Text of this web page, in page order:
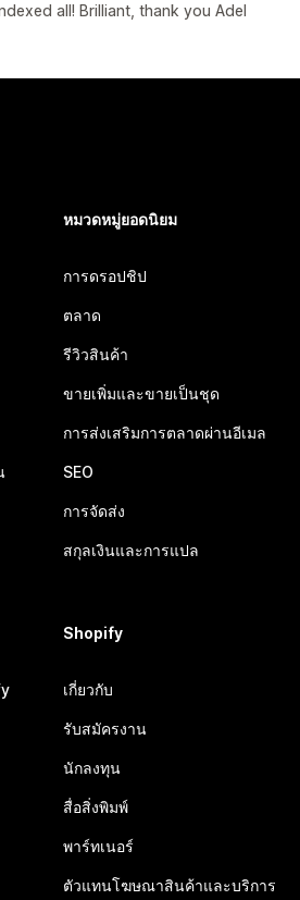
all! Brilliant, thank you Adel
หมวดหมู่ยอดนิยม
การดรอปชิป
ตลาด
รีวิวสินค้า
ขายเพิ่มและขายเป็นชุด
การส่งเสริมการตลาดผ่านอีเมล
SEO
การจัดส่ง
สกุลเงินและการแปล
Shopify
เกี่ยวกับ
รับสมัครงาน
นักลงทุน
สื่อสิ่งพิมพ์
พาร์ทเนอร์
ตัวแทนโฆษณาสินค้าและบริการ